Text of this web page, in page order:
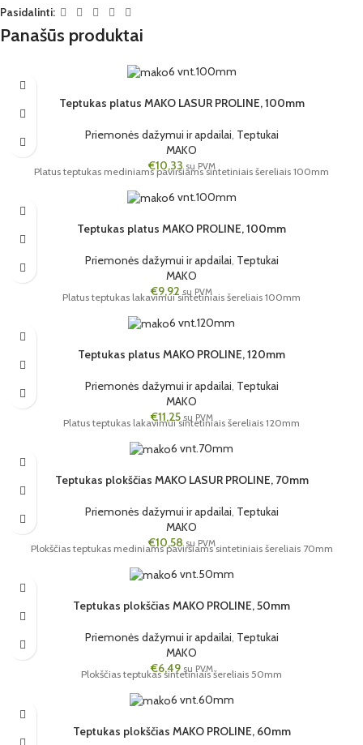
Pasidalinti:
Panašūs produktai
6 vnt.100mm
Teptukas platus MAKO LASUR PROLINE, 100mm
Priemonės dažymui ir apdailai, Teptukai
MAKO
€10,33 su PVM
Platus teptukas mediniams paviršiams sintetiniais šereliais 100mm
6 vnt.100mm
Teptukas platus MAKO PROLINE, 100mm
Priemonės dažymui ir apdailai, Teptukai
MAKO
€9,92 su PVM
Platus teptukas lakavimui sintetiniais šereliais 100mm
6 vnt.120mm
Teptukas platus MAKO PROLINE, 120mm
Priemonės dažymui ir apdailai, Teptukai
MAKO
€11,25 su PVM
Platus teptukas lakavimui sintetiniais šereliais 120mm
6 vnt.70mm
Teptukas plokščias MAKO LASUR PROLINE, 70mm
Priemonės dažymui ir apdailai, Teptukai
MAKO
€10,58 su PVM
Plokščias teptukas mediniams paviršiams sintetiniais šereliais 70mm
6 vnt.50mm
Teptukas plokščias MAKO PROLINE, 50mm
Priemonės dažymui ir apdailai, Teptukai
MAKO
€6,49 su PVM
Plokščias teptukas sintetiniais šereliais 50mm
6 vnt.60mm
Teptukas plokščias MAKO PROLINE, 60mm